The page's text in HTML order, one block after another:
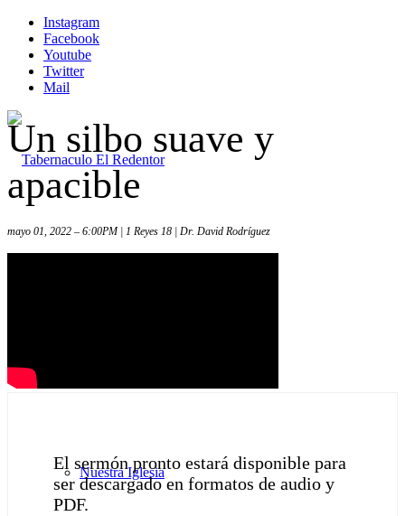
Instagram
Facebook
Youtube
Twitter
Mail
Nuestra Iglesia
Un silbo suave y
apacible
mayo 01, 2022 – 6:00PM | 1 Reyes 18 | Dr. David Rodríguez
El sermón pronto estará disponible para
ser descargado en formatos de audio y
PDF.